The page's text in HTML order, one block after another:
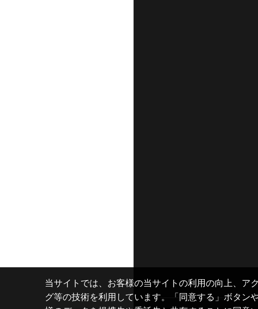
当サイトでは、お客様の当サイトの利用の向上、ア
グ等の技術を利用しています。「同意する」ボタン